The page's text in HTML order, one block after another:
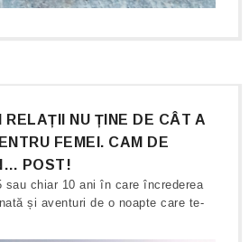
RELAȚII NU ȚINE DE CÂT A
FEMEI. CAM DE
POST!
sau chiar 10 ani în care încrederea
și aventuri de o noapte care te-